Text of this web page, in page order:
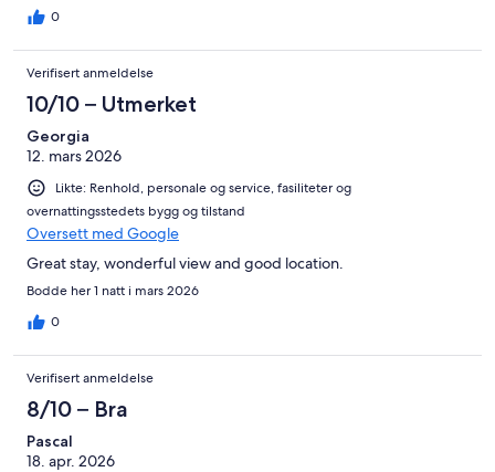
0
Verifisert anmeldelse
10/10 – Utmerket
Georgia
12. mars 2026
Likte: Renhold, personale og service, fasiliteter og
overnattingsstedets bygg og tilstand
Oversett med Google
Great stay, wonderful view and good location.
Bodde her 1 natt i mars 2026
0
Verifisert anmeldelse
8/10 – Bra
Pascal
18. apr. 2026